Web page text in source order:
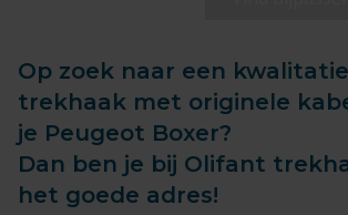
Op zoek naar een
trekhaak met originele
je Peugeot Boxer?
Dan ben je bij Olifant
het goede adres!